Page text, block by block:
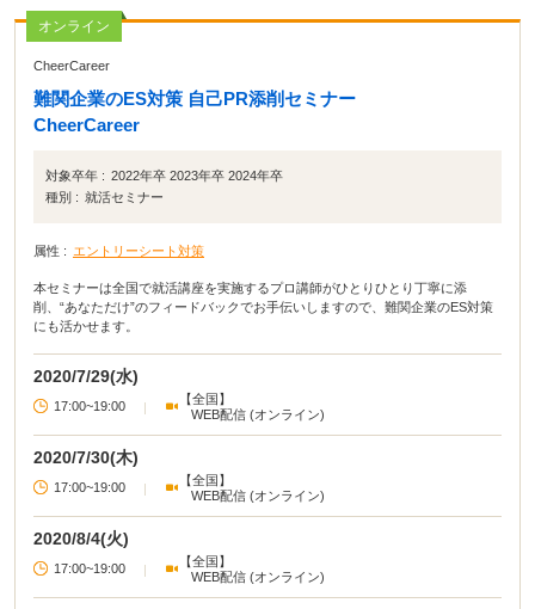
オンライン
CheerCareer
難関企業のES対策 自己PR添削セミナー
CheerCareer
対象卒年 : 2022年卒 2023年卒 2024年卒
種別 : 就活セミナー
属性 : エントリーシート対策
本セミナーは全国で就活講座を実施するプロ講師がひとりひとり丁寧に添
削、“あなただけ”のフィードバックでお手伝いしますので、難関企業のES対策
にも活かせます。
2020/7/29(水)
17:00~19:00 |
【全国】
WEB配信 (オンライン)
2020/7/30(木)
17:00~19:00 |
【全国】
WEB配信 (オンライン)
2020/8/4(火)
17:00~19:00 |
【全国】
WEB配信 (オンライン)